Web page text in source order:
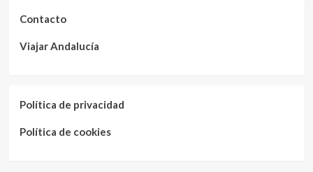
Contacto
Viajar Andalucía
Política de privacidad
Política de cookies